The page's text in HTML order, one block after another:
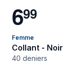
699
Femme
Collant - Noir
40 deniers